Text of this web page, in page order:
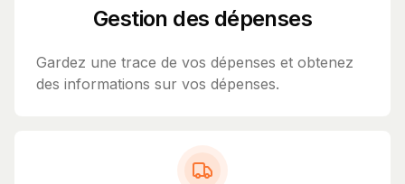
Gestion des dépenses
Gardez une trace de vos dépenses et obtenez
des informations sur vos dépenses.